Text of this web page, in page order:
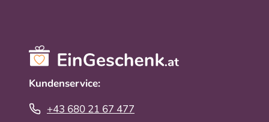
Kundenservice:
+43 680 21 67 477